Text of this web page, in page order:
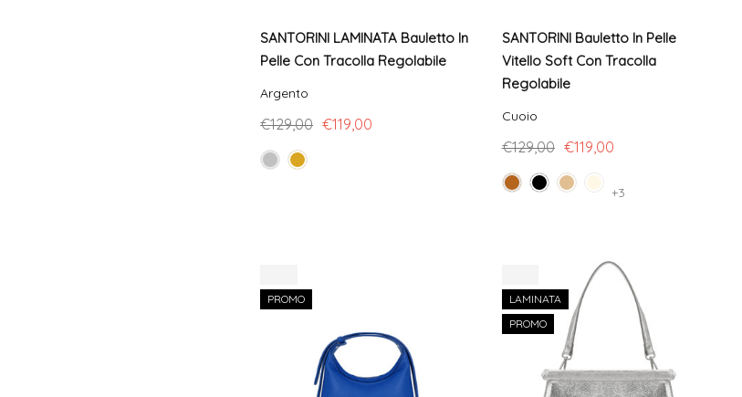
SANTORINI LAMINATA Bauletto In
Pelle Con Tracolla Regolabile
Argento
€129,00 €119,00
SANTORINI Bauletto In Pelle
Vitello Soft Con Tracolla
Regolabile
Cuoio
€129,00 €119,00
+3
PROMO
LAMINATA
PROMO